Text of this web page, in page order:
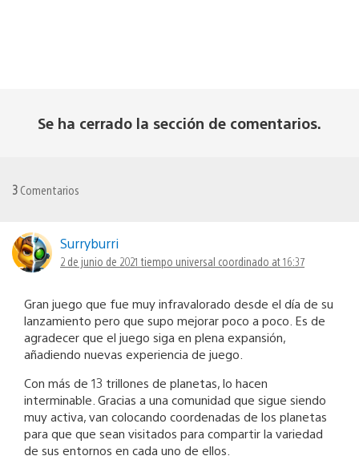
Se ha cerrado la sección de comentarios.
3 Comentarios
Surryburri
2 de junio de 2021 tiempo universal coordinado at 16:37
Gran juego que fue muy infravalorado desde el día de su
lanzamiento pero que supo mejorar poco a poco. Es de
agradecer que el juego siga en plena expansión,
añadiendo nuevas experiencia de juego.
Con más de 13 trillones de planetas, lo hacen
interminable. Gracias a una comunidad que sigue siendo
muy activa, van colocando coordenadas de los planetas
para que que sean visitados para compartir la variedad
de sus entornos en cada uno de ellos.